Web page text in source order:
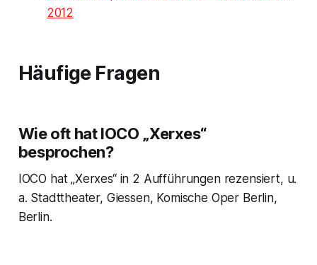
2012
Häufige Fragen
Wie oft hat IOCO „Xerxes“
besprochen?
IOCO hat „Xerxes“ in 2 Aufführungen rezensiert, u.
a. Stadttheater, Giessen, Komische Oper Berlin,
Berlin.